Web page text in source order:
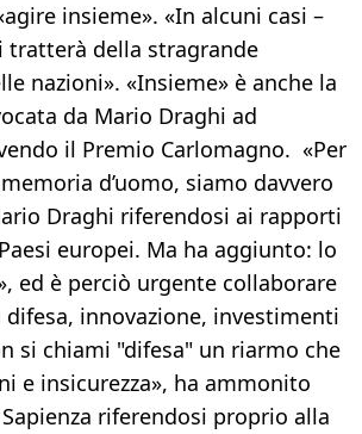
insieme». «In alcuni casi –
tratterà della stragrande
nazioni». «Insieme» è anche la
da Mario Draghi ad
il Premio Carlomagno. «Per
d’uomo, siamo davvero
Draghi riferendosi ai rapporti
europei. Ma ha aggiunto: lo
ed è perciò urgente collaborare
innovazione, investimenti
si chiami "difesa" un riarmo che
e insicurezza», ha ammonito
riferendosi proprio alla